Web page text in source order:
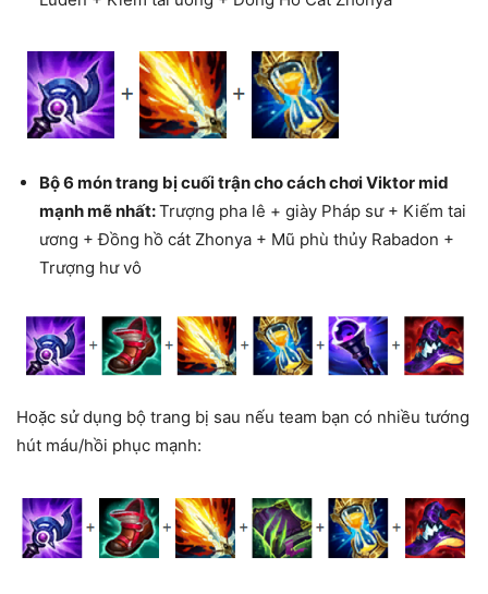
Bộ 6 món trang bị cuối trận cho cách chơi Viktor mid
mạnh mẽ nhất:Trượng pha lê + giày Pháp sư + Kiếm tai
ương + Đồng hồ cát Zhonya + Mũ phù thủy Rabadon +
Trượng hư vô
Hoặc sử dụng bộ trang bị sau nếu team bạn có nhiều tướng
hút máu/hồi phục mạnh: